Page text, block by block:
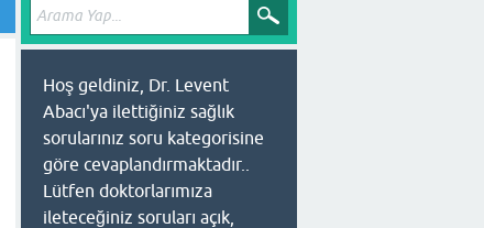
Hoş geldiniz, Dr. Levent
Abacı'ya ilettiğiniz sağlık
sorularınız soru kategorisine
göre cevaplandırmaktadır..
Lütfen doktorlarımıza
ileteceğiniz soruları açık,